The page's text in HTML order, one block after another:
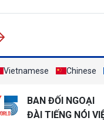
Vietnamese Chinese
BAN ĐỐI NGOẠI
ĐÀI TIẾNG NÓI